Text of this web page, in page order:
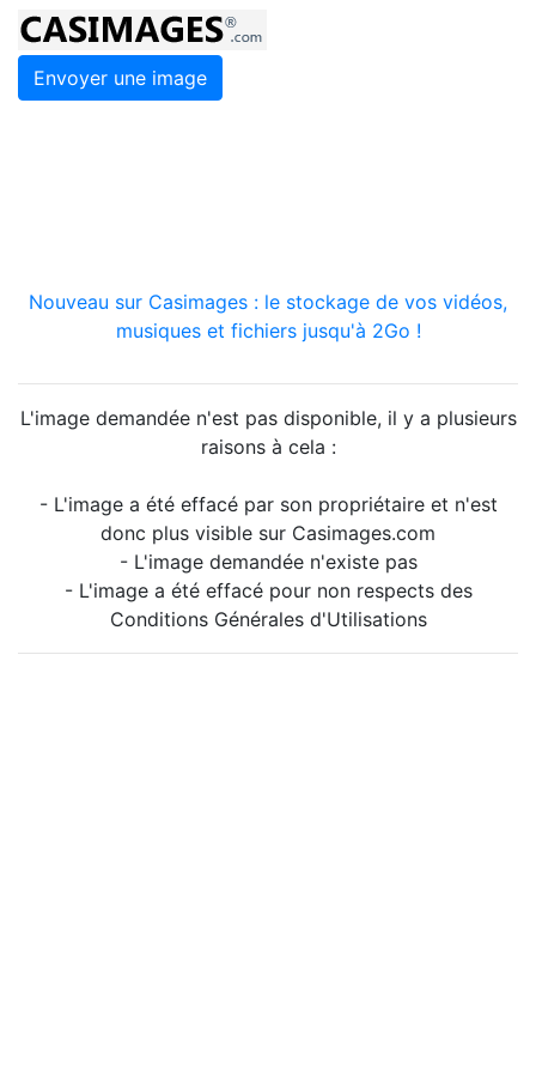
Envoyer une image
Nouveau sur Casimages : le stockage de vos vidéos,
musiques et fichiers jusqu'à 2Go !
L'image demandée n'est pas disponible, il y a plusieurs
raisons à cela :
- L'image a été effacé par son propriétaire et n'est
donc plus visible sur Casimages.com
- L'image demandée n'existe pas
- L'image a été effacé pour non respects des
Conditions Générales d'Utilisations